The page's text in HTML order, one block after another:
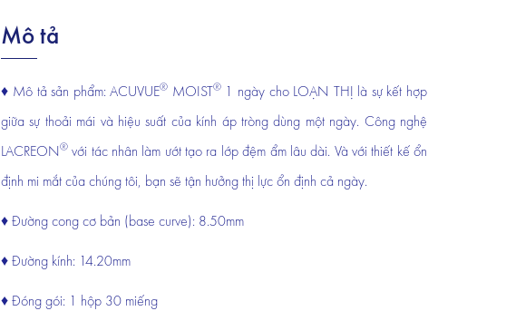
Mô tả
♦ Mô tả sản phẩm: ACUVUE® MOIST ®1 ngày cho LOẠN THỊ là sự kết hợp
giữa sự thoải mái và hiệu suất của kính áp tròng dùng một ngày. Công nghệ
LACREON®với tác nhân làm ướt tạo ra lớp đệm ẩm lâu dài. Và với thiết kế ổn
định mi mắt của chúng tôi, bạn sẽ tận hưởng thị lực ổn định cả ngày.
♦ Đường cong cơ bản (base curve): 8.50mm
♦ Đường kính: 14.20mm
♦ Đóng gói: 1 hộp 30 miếng